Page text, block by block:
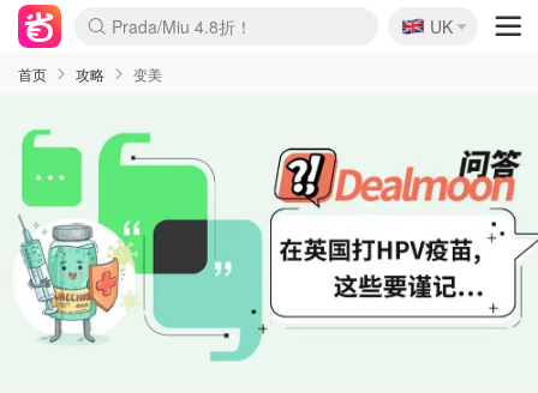
麦卢卡蜂蜜夏促！个位数！
Prada/Miu 4.8折！
啥？必胜客披萨5折！
🇬🇧
UK
首页 攻略 变美